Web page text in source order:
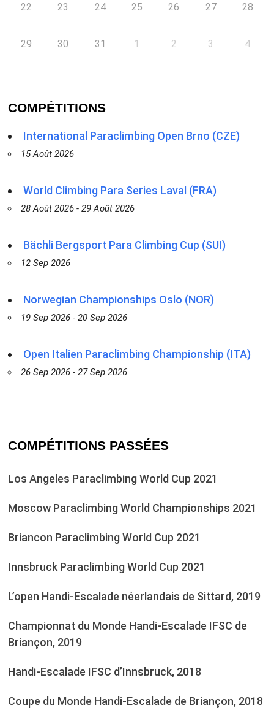
22 23 24 25 26 27 28
29 30 31 1 2 3 4
COMPÉTITIONS
International Paraclimbing Open Brno (CZE)
15 Août 2026
World Climbing Para Series Laval (FRA)
28 Août 2026 - 29 Août 2026
Bächli Bergsport Para Climbing Cup (SUI)
12 Sep 2026
Norwegian Championships Oslo (NOR)
19 Sep 2026 - 20 Sep 2026
Open Italien Paraclimbing Championship (ITA)
26 Sep 2026 - 27 Sep 2026
COMPÉTITIONS PASSÉES
Los Angeles Paraclimbing World Cup 2021
Moscow Paraclimbing World Championships 2021
Briancon Paraclimbing World Cup 2021
Innsbruck Paraclimbing World Cup 2021
L’open Handi-Escalade néerlandais de Sittard, 2019
Championnat du Monde Handi-Escalade IFSC de
Briançon, 2019
Handi-Escalade IFSC d’Innsbruck, 2018
Coupe du Monde Handi-Escalade de Briançon, 2018